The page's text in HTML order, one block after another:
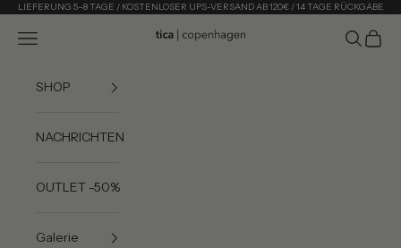
Zum Inhalt springen
LIEFERUNG 5–8 TAGE / KOSTENLOSER UPS-VERSAND AB 120€ / 14 TAGE RÜCKGABE
Tica Copenhagen
Menü Suchen
SHOP
NACHRICHTEN
OUTLET -50%
Galerie